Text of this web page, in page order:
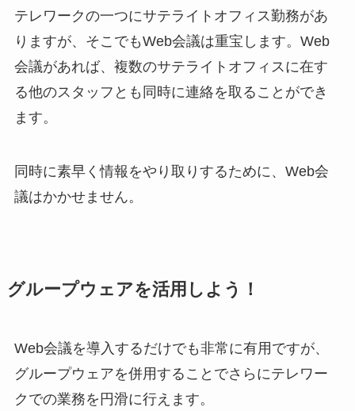
テレワークの一つにサテライトオフィス勤務があ
りますが、そこでもWeb会議は重宝します。Web
会議があれば、複数のサテライトオフィスに在す
る他のスタッフとも同時に連絡を取ることができ
ます。
同時に素早く情報をやり取りするために、Web会
議はかかせません。
グループウェアを活用しよう！
Web会議を導入するだけでも非常に有用ですが、
グループウェアを併用することでさらにテレワー
クでの業務を円滑に行えます。